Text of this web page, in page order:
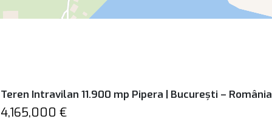
Teren Intravilan 11.900 mp Pipera | București – România
4,165,000 €